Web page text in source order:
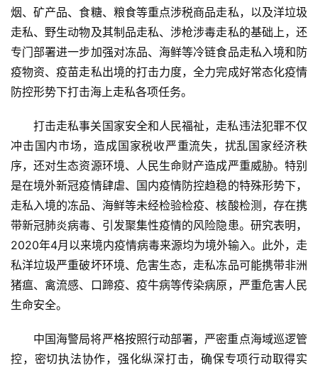
烟、矿产品、食糖、粮食等重点涉税商品走私，以及洋垃圾
走私、野生动物及其制品走私、涉枪涉毒走私的基础上，还
专门部署进一步加强对冻品、海鲜等冷链食品走私入境和防
疫物资、疫苗走私出境的打击力度，全力完成好常态化疫情
防控形势下打击海上走私各项任务。
打击走私事关国家安全和人民福祉，走私违法犯罪不仅
冲击国内市场，造成国家税收严重流失，扰乱国家经济秩
序，还对生态资源环境、人民生命财产造成严重威胁。特别
是在境外新冠疫情肆虐、国内疫情防控趋稳的特殊形势下，
走私入境的冻品、海鲜等未经检验检疫、核酸检测，存在携
带新冠肺炎病毒、引发聚集性疫情的风险隐患。研究表明，
2020年4月以来境内疫情病毒来源均为境外输入。此外，走
私洋垃圾严重破坏环境、危害生态，走私冻品可能携带非洲
猪瘟、禽流感、口蹄疫、疫牛病等传染病原，严重危害人民
生命安全。
中国海警局将严格按照行动部署，严密重点海域巡逻管
控，密切执法协作，强化纵深打击，确保专项行动取得实